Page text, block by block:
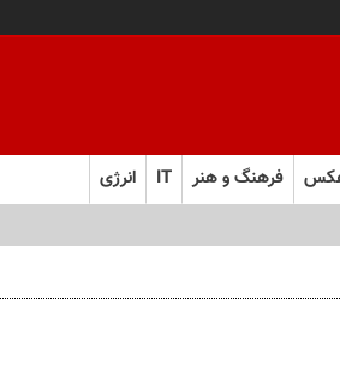
فرهنگ و هنر IT انرژی